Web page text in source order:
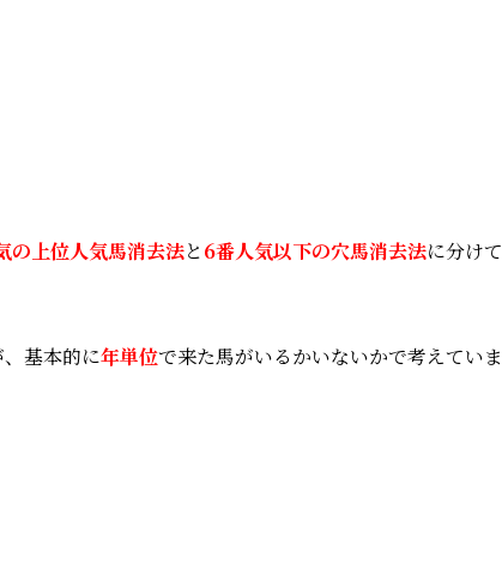
の 上位人気馬消去法と6番人気以下の穴馬消去法に分けて
基本的に年単位で来た馬がいるかいないかで考えていま